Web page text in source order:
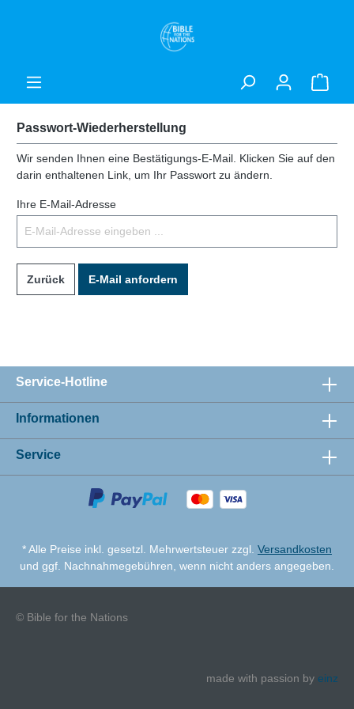
Passwort-Wiederherstellung
Wir senden Ihnen eine Bestätigungs-E-Mail. Klicken Sie auf den
darin enthaltenen Link, um Ihr Passwort zu ändern.
Ihre E-Mail-Adresse
Zurück E-Mail anfordern
Service-Hotline
Informationen
Service
* Alle Preise inkl. gesetzl. Mehrwertsteuer zzgl. Versandkosten
und ggf. Nachnahmegebühren, wenn nicht anders angegeben.
© Bible for the Nations
made with passion by einz